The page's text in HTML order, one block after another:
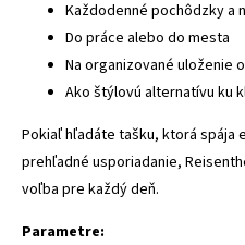
Každodenné pochôdzky a
Do práce alebo do mesta
Na organizované uloženie
Ako štýlovú alternatívu ku
Pokiaľ hľadáte tašku, ktorá spája
prehľadné usporiadanie,
voľba pre každý deň.
Parametre: